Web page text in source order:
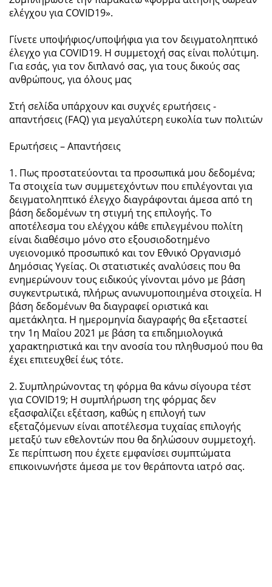
ελέγχου για COVID19».
Γίνετε υποψήφιος/υποψήφια για τον δειγματοληπτικό
έλεγχο για COVID19. Η συμμετοχή σας είναι πολύτιμη.
Για εσάς, για τον διπλανό σας, για τους δικούς σας
ανθρώπους, για όλους μας
Στή σελίδα υπάρχουν και συχνές ερωτήσεις -
απαντήσεις (FAQ) για μεγαλύτερη ευκολία των πολιτών
Ερωτήσεις – Απαντήσεις
1. Πως προστατεύονται τα προσωπικά μου δεδομένα;
Τα στοιχεία των συμμετεχόντων που επιλέγονται για
δειγματοληπτικό έλεγχο διαγράφονται άμεσα από τη
βάση δεδομένων τη στιγμή της επιλογής. Το
αποτέλεσμα του ελέγχου κάθε επιλεγμένου πολίτη
είναι διαθέσιμο μόνο στο εξουσιοδοτημένο
υγειονομικό προσωπικό και τον Εθνικό Οργανισμό
Δημόσιας Υγείας. Οι στατιστικές αναλύσεις που θα
ενημερώνουν τους ειδικούς γίνονται μόνο με βάση
συγκεντρωτικά, πλήρως ανωνυμοποιημένα στοιχεία. Η
βάση δεδομένων θα διαγραφεί οριστικά και
αμετάκλητα. Η ημερομηνία διαγραφής θα εξεταστεί
την 1η Μαΐου 2021 με βάση τα επιδημιολογικά
χαρακτηριστικά και την ανοσία του πληθυσμού που θα
έχει επιτευχθεί έως τότε.
2. Συμπληρώνοντας τη φόρμα θα κάνω σίγουρα τέστ
για COVID19; Η συμπλήρωση της φόρμας δεν
εξασφαλίζει εξέταση, καθώς η επιλογή των
εξεταζόμενων είναι αποτέλεσμα τυχαίας επιλογής
μεταξύ των εθελοντών που θα δηλώσουν συμμετοχή.
Σε περίπτωση που έχετε εμφανίσει συμπτώματα
επικοινωνήστε άμεσα με τον θεράποντα ιατρό σας.